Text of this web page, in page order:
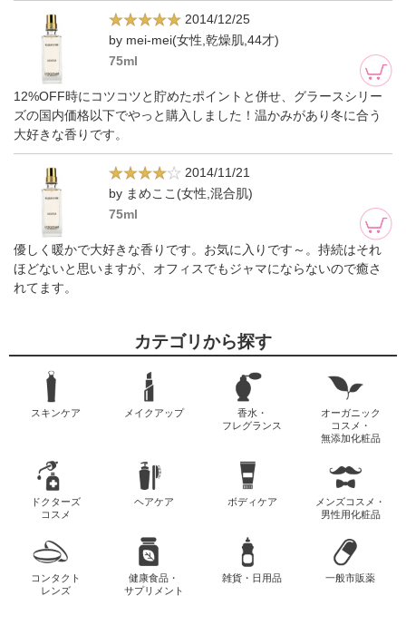
2014/12/25
by mei-mei(女性,乾燥肌,44才)
75ml
12%OFF時にコツコツと貯めたポイントと併せ、グラースシリー
ズの国内価格以下でやっと購入しました！温かみがあり冬に合う
大好きな香りです。
2014/11/21
by まめここ(女性,混合肌)
75ml
優しく暖かで大好きな香りです。お気に入りです～。持続はそれ
ほどないと思いますが、オフィスでもジャマにならないので癒さ
れてます。
カテゴリから探す
スキンケア メイクアップ
香水・
フレグランス
オーガニック
コスメ・
無添加化粧品
ドクターズ
コスメ
ヘアケア ボディケア
メンズコスメ・
男性用化粧品
コンタクト
レンズ
健康食品・
サプリメント
雑貨・日用品 一般市販薬